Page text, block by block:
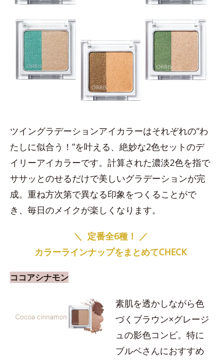
ツイングラデーションアイカラーはそれぞれの“わ
たしに似合う！”を叶える、絶妙な2色セットのデ
イリーアイカラーです。計算された濃淡2色を指で
ササッとのせるだけで美しいグラデーションが完
成。重ね方次第で異なる印象をつくることがで
き、毎日のメイクが楽しくなります。
＼ 定番全6種！ ／
カラーラインナップをまとめてCHECK
ココアシナモン
素肌を透かしながら色
づくブラウン×グレージ
ュの影色コンビ。特に
ブルベさんにおすすめ